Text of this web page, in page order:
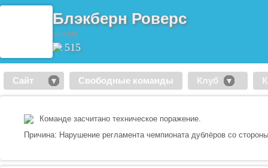
Блэкберн Роверс
Англия
515
Сайт Свободные команды Клуб
Команде засчитано техническое поражение.
Причина: Нарушение регламента чемпионата дублёров со